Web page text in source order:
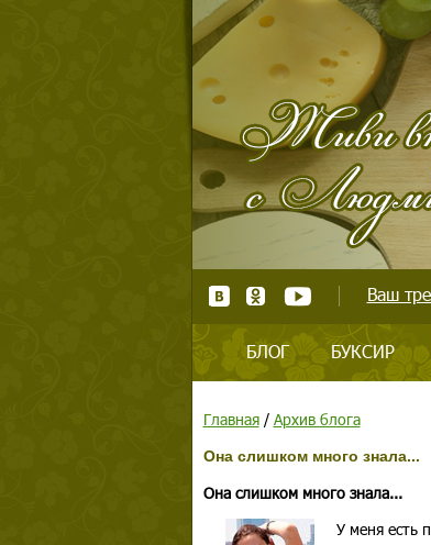
Ваш
БЛОГ БУКСИР
Главная/ Архив блога
Она слишком много знала...
Она слишком много знала...
У меня есть